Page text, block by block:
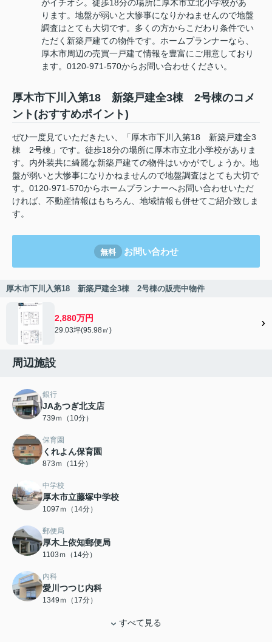
がイチオシ。徒歩18分の場所に厚木市立北小学校があ
ります。地盤が弱いと大惨事になりかねませんので地盤
調査はとても大切です。多くの方からこだわり条件でい
ただく新築戸建ての物件です。ホームプランナーなら、
厚木市周辺の売買一戸建て情報を豊富にご用意しており
ます。0120-971-570からお問い合わせください。
厚木市下川入第18 新築戸建全3棟 2号棟のコメ
ント(おすすめポイント)
ぜひ一度見ていただきたい、「厚木市下川入第18 新築戸建全3
棟 2号棟」です。徒歩18分の場所に厚木市立北小学校がありま
す。内外装共に綺麗な新築戸建ての物件はいかがでしょうか。地
盤が弱いと大惨事になりかねませんので地盤調査はとても大切で
す。0120-971-570からホームプランナーへお問い合わせいただ
ければ、不動産情報はもちろん、地域情報も併せてご紹介致しま
す。
無料 お問い合わせ
厚木市下川入第18 新築戸建全3棟 2号棟の販売中物件
2,880万円
29.03坪(95.98㎡)
周辺施設
銀行
JAあつぎ北支店
739ｍ（10分）
保育園
くれよん保育園
873ｍ（11分）
中学校
厚木市立藤塚中学校
1097ｍ（14分）
郵便局
厚木上依知郵便局
1103ｍ（14分）
内科
愛川つつじ内科
1349ｍ（17分）
すべて見る